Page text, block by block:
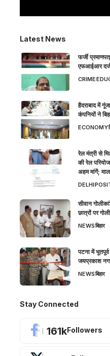
Latest News
फर्जी
एफआईआर
CRIME
हैदराबाद में
कंपनियों ने
ECONOMY
रेल मंत्री से
की रेल
अहम मांगें; माल
DELHI
सीवान
छात्रों पर
NEWSबिहार
पटना में
जयप्रकाश
NEWSबिहार
Stay Connected
161kFollowers